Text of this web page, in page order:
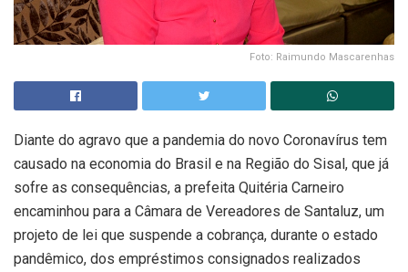
Foto: Raimundo Mascarenhas
Diante do agravo que a pandemia do novo Coronavírus tem
causado na economia do Brasil e na Região do Sisal, que já
sofre as consequências, a prefeita Quitéria Carneiro
encaminhou para a Câmara de Vereadores de Santaluz, um
projeto de lei que suspende a cobrança, durante o estado
pandêmico, dos empréstimos consignados realizados